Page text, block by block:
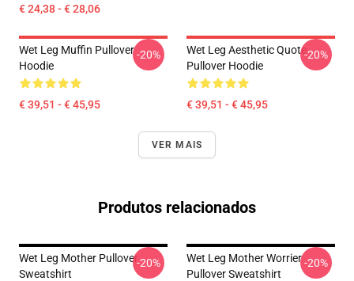
€ 24,38 - € 28,06
Wet Leg Muffin Pullover
Hoodie
€ 39,51 - € 45,95
-20%
Wet Leg Aesthetic Quote
Pullover Hoodie
€ 39,51 - € 45,95
-20%
VER MAIS
Produtos relacionados
Wet Leg Mother Pullover
Sweatshirt
-20%
Wet Leg Mother Worrier
Pullover Sweatshirt
-20%